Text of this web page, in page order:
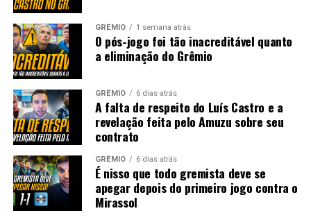
GRÊMIO 1 semana atrás
O pós-jogo foi tão inacreditável quanto
a eliminação do Grêmio
GRÊMIO 6 dias atrás
A falta de respeito do Luís Castro e a
revelação feita pelo Amuzu sobre seu
contrato
GRÊMIO 6 dias atrás
É nisso que todo gremista deve se
apegar depois do primeiro jogo contra o
Mirassol